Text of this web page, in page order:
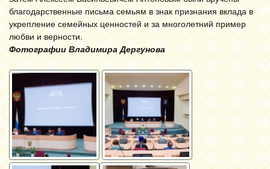
благодарственные письма семьям в знак признания вклада в
укрепление семейных ценностей и за многолетний пример
любви и верности.
Фотографии Владимира Дергунова